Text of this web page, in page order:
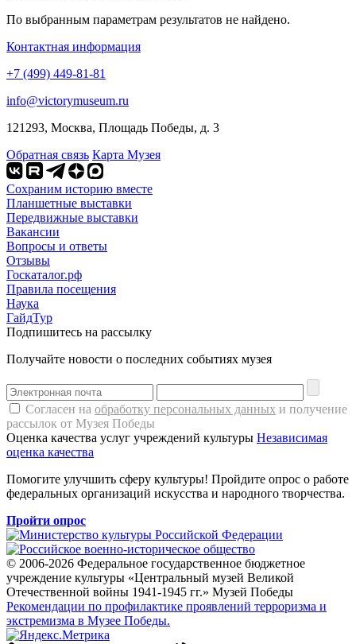
По выбранным параметрам результатов не найдено.
Контактная информация
+7 (499) 449-81-81
info@victorymuseum.ru
121293, Москва, Площадь Победы, д. 3
Обратная связь Карта Музея
Сохраним историю вместе
Планшетные выставки
Передвижные выставки
Вакансии
Вопросы и ответы
Отзывы
Госкаталог.рф
Правила посещения
Наука
ГайдТур
Подпишитесь на рассылку
Получайте новости о последних событиях музея
Согласен на обработку персональных данных и получение
рассылок от Музея Победы
Оценка качества услуг учреждений культуры Независимая
оценка качества
Помогите улучшить сферу культуры! Пройдите опрос о работе
федеральных организаций искусства и народного творчества.
Пройти опрос
© 2006-2026 Федеральное государственное бюджетное
учреждение культуры «Центральный музей Великой
Отечественной войны 1941-1945 гг.» Музей Победы
Рекомендации по профилактике проявлений терроризма и
экстремизма в Музее Победы.